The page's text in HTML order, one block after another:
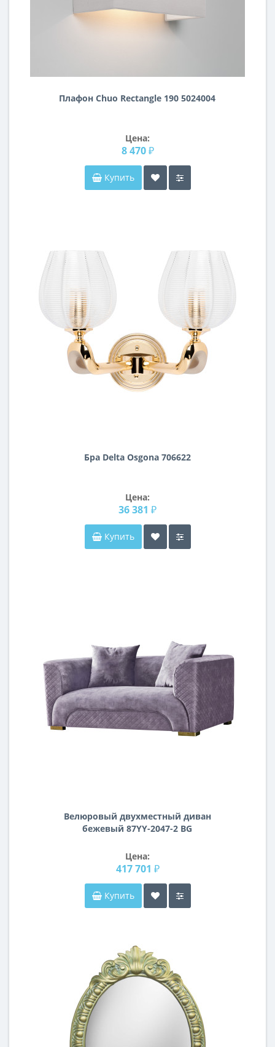
Плафон Chuo Rectangle 190 5024004
Цена:
8 470 ₽
Купить
Бра Delta Osgona 706622
Цена:
36 381 ₽
Купить
Велюровый двухместный диван
бежевый 87YY-2047-2 BG
Цена:
417 701 ₽
Купить